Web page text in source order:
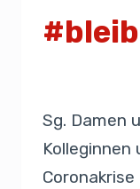
Sg. Damen
Kolleginnen